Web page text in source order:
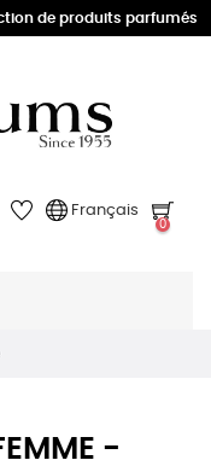
de produits parfumés
Français
0
-